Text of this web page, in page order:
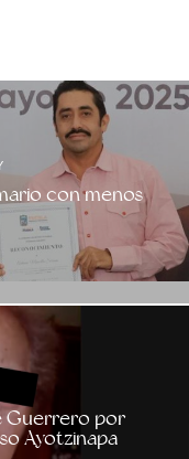
con menos
Guerrero por
Ayotzinapa